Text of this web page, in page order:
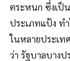
ตระหนก ซึ่งเป็
ประเภทแป้ง ท
ในหลายประเท
ว่า รัฐบาลบางป